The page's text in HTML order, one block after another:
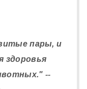
пары, и
здоровья
--